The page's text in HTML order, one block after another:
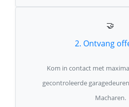
🤝
2. Ontvang
Kom in contact met
gecontroleerde
Macharen.